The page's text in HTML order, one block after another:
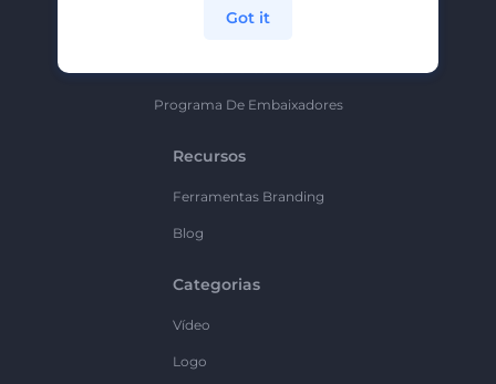
Programa De Embaixadores
Recursos
Ferramentas Branding
Blog
Categorias
Vídeo
Logo
Got it